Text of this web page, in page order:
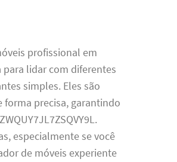
profissional em
para lidar com diferentes
simples. Eles são
forma precisa, garantindo
especialmente se você
de móveis experiente